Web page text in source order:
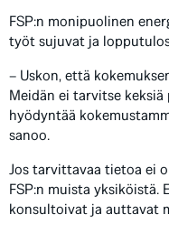
FSP:n monipuolinen
työt sujuvat ja
– Uskon, että
Meidän ei tarvitse
hyödyntää
sanoo.
Jos tarvittavaa tietoa ei
FSP:n muista
konsultoivat ja auttavat